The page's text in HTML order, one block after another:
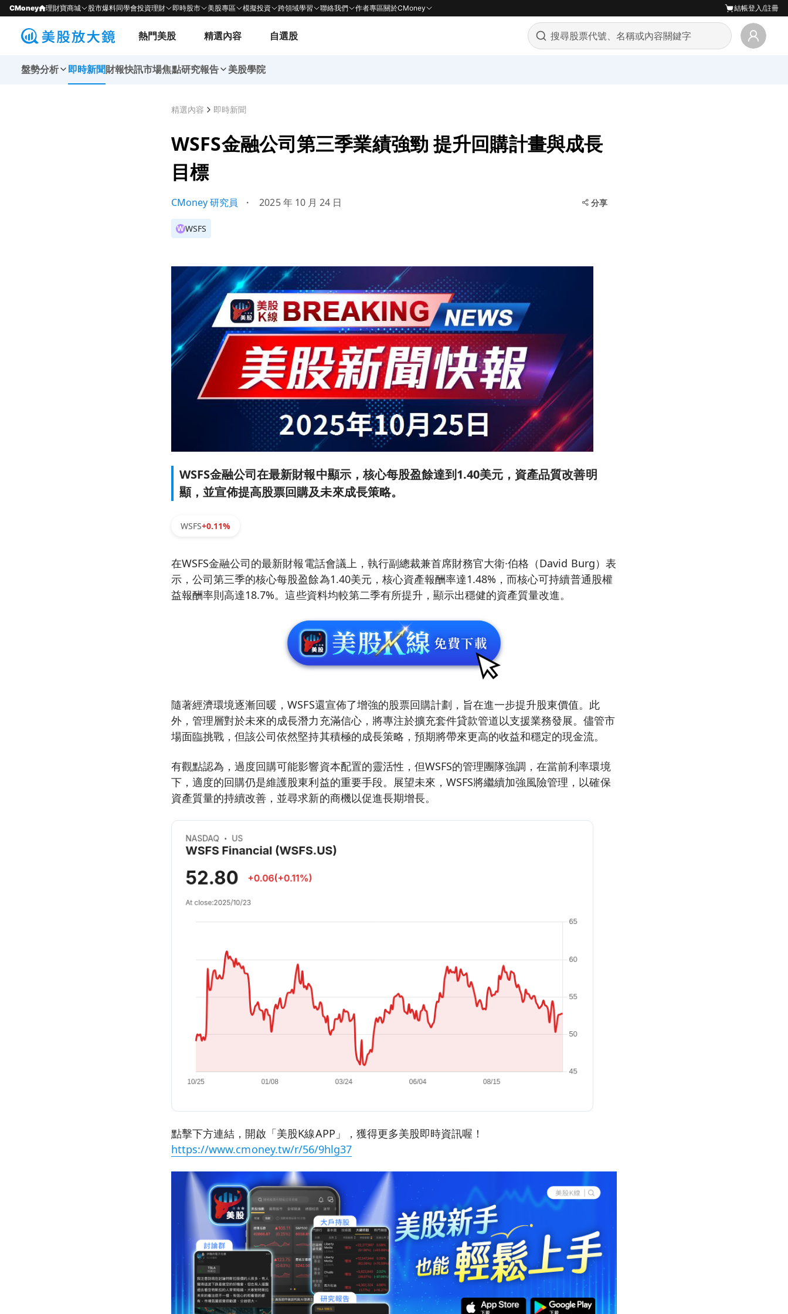
CMoney 理財寶商城 股市爆料同學會投資理財 即時股市 美股專區 模擬投資 跨領域學習 聯絡我們 作者專區關於CMoney 結帳登入/註冊
熱門美股 精選內容 自選股
盤勢分析 即時新聞財報快訊市場焦點研究報告 美股學院
精選內容 即時新聞
WSFS金融公司第三季業績強勁 提升回購計畫與成長
目標
CMoney 研究員 ・ 2025 年 10 月 24 日 分享
WWSFS
WSFS金融公司在最新財報中顯示，核心每股盈餘達到1.40美元，資產品質改善明
顯，並宣佈提高股票回購及未來成長策略。
WSFS+0.11%
在WSFS金融公司的最新財報電話會議上，執行副總裁兼首席財務官大衛·伯格（David Burg）表
示，公司第三季的核心每股盈餘為1.40美元，核心資產報酬率達1.48%，而核心可持續普通股權
益報酬率則高達18.7%。這些資料均較第二季有所提升，顯示出穩健的資產質量改進。
隨著經濟環境逐漸回暖，WSFS還宣佈了增強的股票回購計劃，旨在進一步提升股東價值。此
外，管理層對於未來的成長潛力充滿信心，將專注於擴充套件貸款管道以支援業務發展。儘管市
場面臨挑戰，但該公司依然堅持其積極的成長策略，預期將帶來更高的收益和穩定的現金流。
有觀點認為，過度回購可能影響資本配置的靈活性，但WSFS的管理團隊強調，在當前利率環境
下，適度的回購仍是維護股東利益的重要手段。展望未來，WSFS將繼續加強風險管理，以確保
資產質量的持續改善，並尋求新的商機以促進長期增長。
點擊下方連結，開啟「美股K線APP」，獲得更多美股即時資訊喔！
https://www.cmoney.tw/r/56/9hlg37